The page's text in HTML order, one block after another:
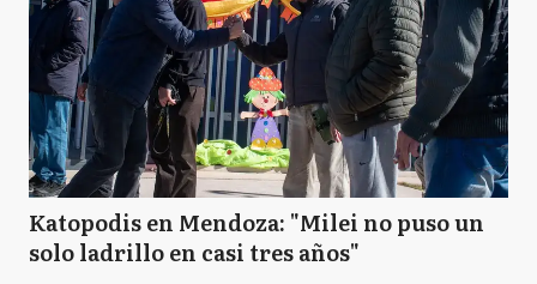
Katopodis en Mendoza: "Milei no puso un
solo ladrillo en casi tres años"